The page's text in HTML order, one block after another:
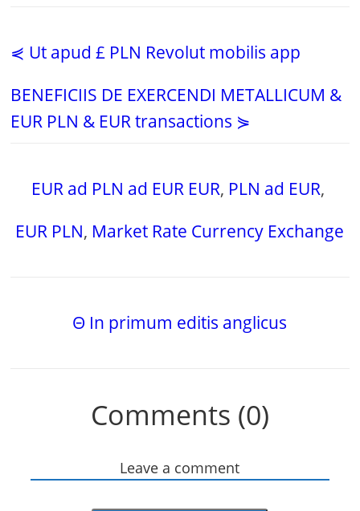
⋞ Ut apud £ PLN Revolut mobilis app
BENEFICIIS DE EXERCENDI METALLICUM &
EUR PLN & EUR transactions ⋟
EUR ad PLN ad EUR EUR, PLN ad EUR,
EUR PLN, Market Rate Currency Exchange
Θ In primum editis anglicus
Comments (0)
Leave a comment